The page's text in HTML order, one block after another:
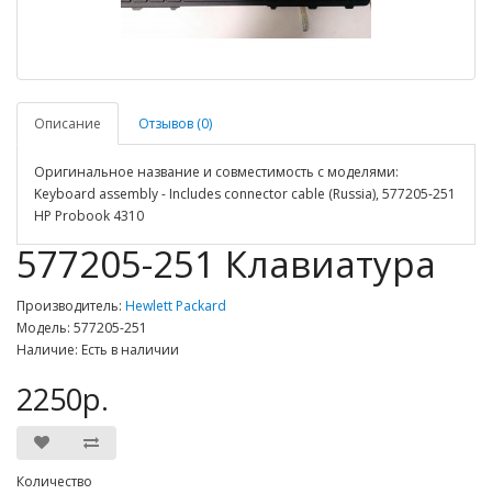
Описание Отзывов (0)
Оригинальное название и совместимость с моделями:
Keyboard assembly - Includes connector cable (Russia), 577205-251
HP Probook 4310
577205-251 Клавиатура
Производитель: Hewlett Packard
Модель: 577205-251
Наличие: Есть в наличии
2250р.
Количество